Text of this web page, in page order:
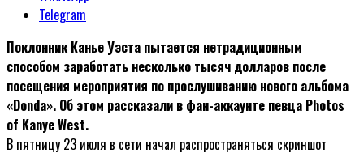
Telegram
Поклонник Канье Уэста пытается нетрадиционным
способом заработать несколько тысяч долларов после
посещения мероприятия по прослушиванию нового альбома
«Donda». Об этом рассказали в фан-аккаунте певца Photos
of Kanye West.
В пятницу 23 июля в сети начал распространяться скриншот